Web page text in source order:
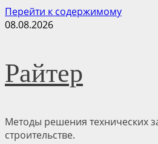
Перейти к содержимому
08.08.2026
Райтер
Методы решения технических
строительстве.